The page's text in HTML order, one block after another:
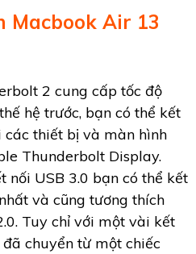
Macbook Air 13
2 cung cấp tốc độ
hệ trước, bạn có thể kết
thiết bị và màn hình
Thunderbolt Display.
nối USB 3.0 bạn có thể kết
và cũng tương thích
Tuy chỉ với một vài kết
chuyển từ một chiếc